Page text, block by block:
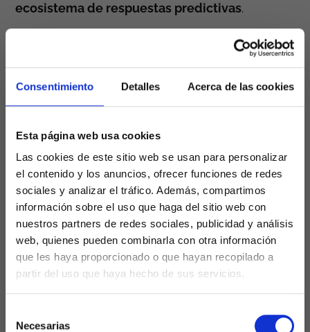
Consentimiento Detalles Acerca de las cookies
Esta página web usa cookies
Las cookies de este sitio web se usan para personalizar
el contenido y los anuncios, ofrecer funciones de redes
sociales y analizar el tráfico. Además, compartimos
información sobre el uso que haga del sitio web con
nuestros partners de redes sociales, publicidad y análisis
web, quienes pueden combinarla con otra información
que les haya proporcionado o que hayan recopilado a
partir del uso que haya hecho de sus servicios.
Necesarias
ecosistema de respuestas predictivas.
nuevos
para que puedas
incorporar a tus estrategias las
mejores
Los 9 errores que no
puedes cometer si
quieres posicionarte
a nivel local, de más